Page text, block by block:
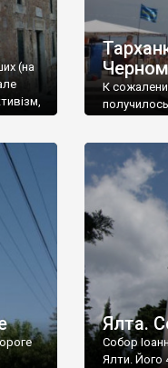
(на
К
Ялта.
Собор
Ялти. Його